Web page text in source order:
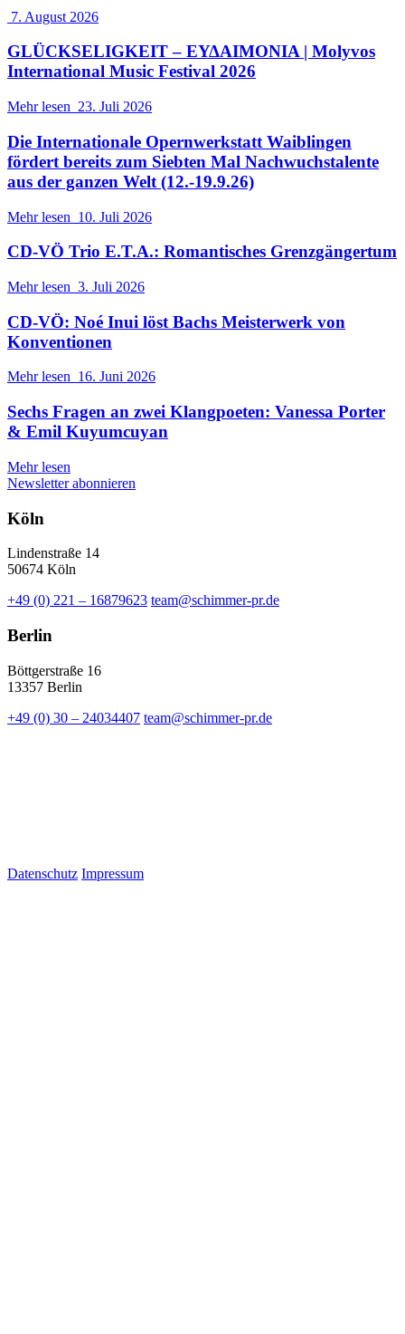
7. August 2026
GLÜCKSELIGKEIT – ΕΥΔΑΙΜΟΝΙΑ | Molyvos
International Music Festival 2026
Mehr lesen 23. Juli 2026
Die Internationale Opernwerkstatt Waiblingen
fördert bereits zum Siebten Mal Nachwuchstalente
aus der ganzen Welt (12.-19.9.26)
Mehr lesen 10. Juli 2026
CD-VÖ Trio E.T.A.: Romantisches Grenzgängertum
Mehr lesen 3. Juli 2026
CD-VÖ: Noé Inui löst Bachs Meisterwerk von
Konventionen
Mehr lesen 16. Juni 2026
Sechs Fragen an zwei Klangpoeten: Vanessa Porter
& Emil Kuyumcuyan
Mehr lesen
Newsletter abonnieren
Köln
Lindenstraße 14
50674 Köln
+49 (0) 221 – 16879623 team@schimmer-pr.de
Berlin
Böttgerstraße 16
13357 Berlin
+49 (0) 30 – 24034407 team@schimmer-pr.de
Datenschutz Impressum